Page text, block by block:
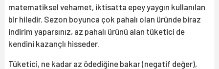
matematiksel vehamet, iktisatta epey yaygın kullanılan
bir hiledir. Sezon boyunca çok pahalı olan üründe biraz
indirim yaparsınız, az pahalı ürünü alan tüketici de
kendini kazançlı hisseder.
Tüketici, ne kadar az ödediğine bakar (negatif değer),